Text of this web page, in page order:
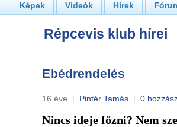
Képek Videók Hírek
Répcevis klub hírei
Ebédrendelés
16 éve | Pintér Tamás | 0
Nincs ideje főzni? Nem